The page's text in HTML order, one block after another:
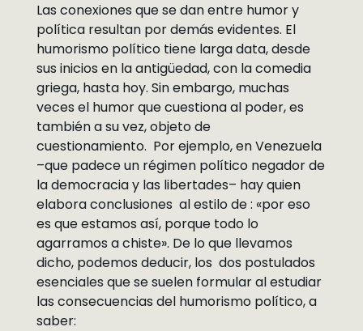
Las conexiones que se dan entre humor y
política resultan por demás evidentes. El
humorismo político tiene larga data, desde
sus inicios en la antigüedad, con la comedia
griega, hasta hoy. Sin embargo, muchas
veces el humor que cuestiona al poder, es
también a su vez, objeto de
cuestionamiento. Por ejemplo, en Venezuela
–que padece un régimen político negador de
la democracia y las libertades– hay quien
elabora conclusiones al estilo de : «por eso
es que estamos así, porque todo lo
agarramos a chiste». De lo que llevamos
dicho, podemos deducir, los dos postulados
esenciales que se suelen formular al estudiar
las consecuencias del humorismo político, a
saber: